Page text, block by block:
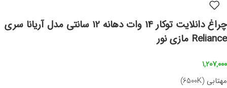
چراغ دانلایت توکار 14 وات دهانه 12 سانتی مدل آریانا سری
Reliance مازی نور
1,207,000
مهتابی (6500K)